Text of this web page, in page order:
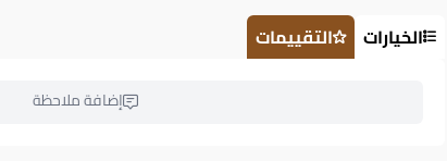
الخيارات التقييمات
إضافة ملاحظة